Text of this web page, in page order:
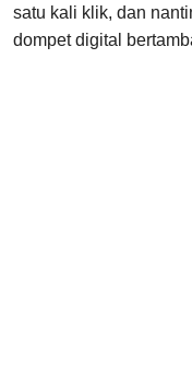
satu kali klik, dan
dompet digital